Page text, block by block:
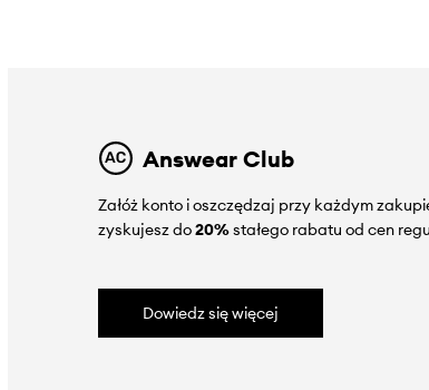
Answear Club
Załóż konto i oszczędzaj przy każdym
zyskujesz do20%stałego rabatu od cen
Dowiedz się więcej